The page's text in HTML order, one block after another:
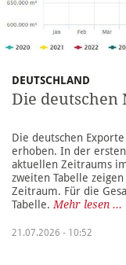
DEUTSCHLAND
Die deutschen
Die deutschen
erhoben. In der
aktuellen Zeitraums
zweiten Tabelle
Zeitraum. Für die
Tabelle. Mehr lesen ...
21.07.2026 - 10:52